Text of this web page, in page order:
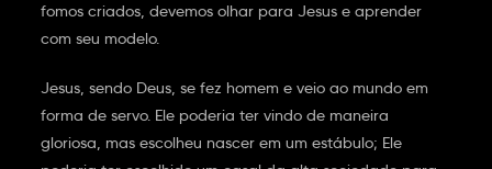
fomos criados, devemos olhar para Jesus e aprender
com seu modelo.
Jesus, sendo Deus, se fez homem e veio ao mundo em
forma de servo. Ele poderia ter vindo de maneira
gloriosa, mas escolheu nascer em um estábulo; Ele